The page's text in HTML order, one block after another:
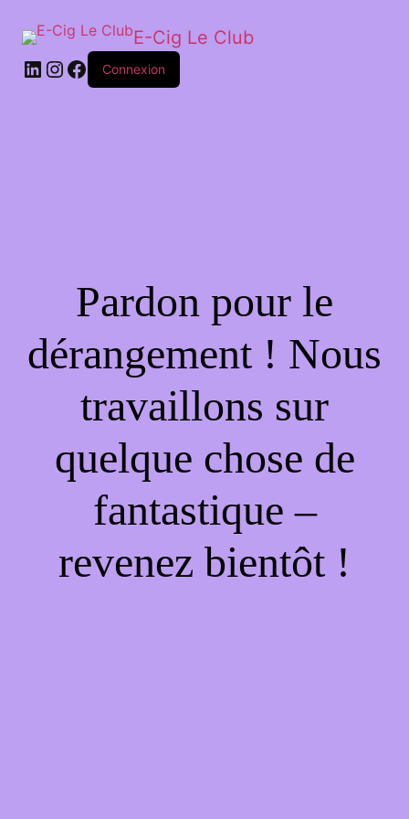
E-Cig Le Club
Connexion
Pardon pour le
dérangement ! Nous
travaillons sur
quelque chose de
fantastique –
revenez bientôt !